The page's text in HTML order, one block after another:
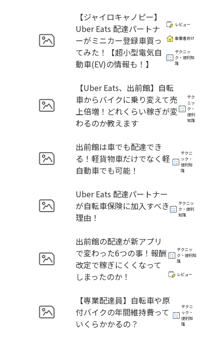
【ジャイロキャノピー】
Uber Eats 配達パートナ
ーがミニカー登録車買っ
てみた！【超小型電気自
動車(EV)の情報も！】
レビュー
事業者向け
テクニッ
ク・便利知
識
【Uber Eats、出前館】自転
車からバイクに乗り変えて売
上倍増！どれくらい稼ぎが変
わるのか教えます
テク
ニッ
ク・
便利
知識
出前館は車でも配達でき
る！軽貨物車だけでなく軽
自動車でも可能！
テクニ
ック・
便利知
識
Uber Eats 配達パートナー
が自転車保険に加入すべき
理由！
テクニッ
ク・便利
知識
出前館の配達が新アプリ
で変わった6つの事！報酬
改定で稼ぎにくくなって
しまったのか！
テクニッ
ク・便利知
識
レビュー
【専業配達員】自転車や原
付バイクの年間維持費って
いくらかかるの？
テクニ
ック・
便利知
識